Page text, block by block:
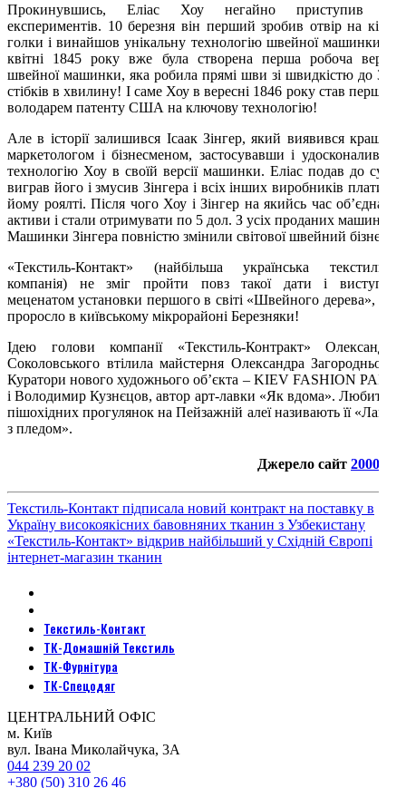
Прокинувшись, Еліас Хоу негайно приступив до
експериментів. 10 березня він перший зробив отвір на кінці
голки і винайшов унікальну технологію швейної машинки. У
квітні 1845 року вже була створена перша робоча версія
швейної машинки, яка робила прямі шви зі швидкістю до 300
стібків в хвилину! І саме Хоу в вересні 1846 року став першим
володарем патенту США на ключову технологію!
Але в історії залишився Ісаак Зінгер, який виявився кращим
маркетологом і бізнесменом, застосувавши і удосконаливши
технологію Хоу в своїй версії машинки. Еліас подав до суду,
виграв його і змусив Зінгера і всіх інших виробників платити
йому роялті. Після чого Хоу і Зінгер на якийсь час об’єднали
активи і стали отримувати по 5 дол. З усіх проданих машинок.
Машинки Зінгера повністю змінили світової швейний бізнес.
«Текстиль-Контакт» (найбільша українська текстильна
компанія) не зміг пройти повз такої дати і виступив
меценатом установки першого в світі «Швейного дерева», яке
проросло в київському мікрорайоні Березняки!
Ідею голови компанії «Текстиль-Контракт» Олександра
Соколовського втілила майстерня Олександра Загороднього.
Куратори нового художнього об’єкта – KIEV FASHION PARK
і Володимир Кузнєцов, автор арт-лавки «Як вдома». Любителі
пішохідних прогулянок на Пейзажній алеї називають її «Лавка
з пледом».
Джерело сайт 2000.ua
Текстиль-Контакт підписала новий контракт на поставку в
Україну високоякісних бавовняних тканин з Узбекистану
«Текстиль-Контакт» відкрив найбільший у Східній Європі
інтернет-магазин тканин
Текстиль-Контакт
ТК-Домашній Текстиль
ТК-Фурнітура
ТК-Спецодяг
ЦЕНТРАЛЬНИЙ ОФІС
м. Київ
вул. Івана Миколайчука, 3А
044 239 20 02
+380 (50) 310 26 46